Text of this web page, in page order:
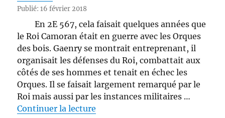
Publié: 16 février 2018
En 2E 567, cela faisait quelques années que
le Roi Camoran était en guerre avec les Orques
des bois. Gaenry se montrait entreprenant, il
organisait les défenses du Roi, combattait aux
côtés de ses hommes et tenait en échec les
Orques. Il se faisait largement remarqué par le
Roi mais aussi par les instances militaires …
Continuer la lecture